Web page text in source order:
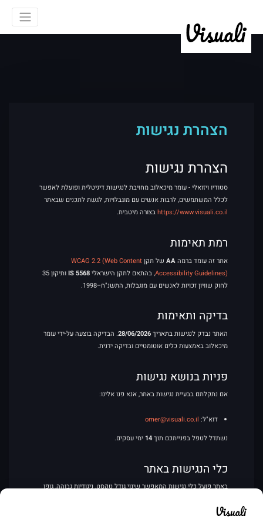
הצהרת נגישות
הצהרת נגישות
סטודיו ויזואלי - עומר מיכאלוב מחויבת לנגישות דיגיטלית ופועלת לאפשר
לכלל המשתמשים, לרבות אנשים עם מוגבלויות, לגשת לתכנים שבאתר
https://www.visuali.co.ilבצורה מיטבית.
רמת תאימות
אתר זה עומד ברמהAA של תקןWCAG 2.2 (Web Content
Accessibility Guidelines), בהתאם לתקן הישראליIS 5568
ותיקון 35
לחוק שוויון זכויות לאנשים עם מוגבלות, התשנ"ח–1998.
בדיקה ותאימות
האתר נבדק לנגישות בתאריך28/06/2026. הבדיקה בוצעה על-ידי עומר
מיכאלוב באמצעות כלים אוטומטיים ובדיקה ידנית.
פניות בנושא נגישות
אם נתקלתם בבעיית נגישות באתר, אנא פנו אלינו:
דוא"ל: omer@visuali.co.il
נשתדל לטפל בפנייתכם תוך14 ימי עסקים.
כלי הנגישות באתר
באתר פועל כלי נגישות המאפשר שינוי גודל טקסט, ניגודיות גבוהה, גופן